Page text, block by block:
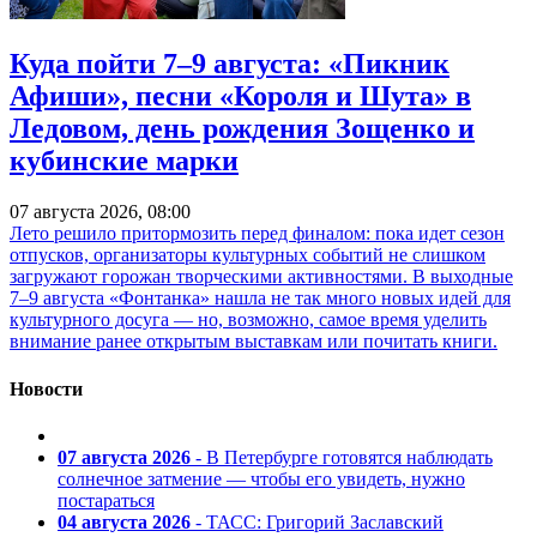
Куда пойти 7–9 августа: «Пикник
Афиши», песни «Короля и Шута» в
Ледовом, день рождения Зощенко и
кубинские марки
07 августа 2026, 08:00
Лето решило притормозить перед финалом: пока идет сезон
отпусков, организаторы культурных событий не слишком
загружают горожан творческими активностями. В выходные
7–9 августа «Фонтанка» нашла не так много новых идей для
культурного досуга — но, возможно, самое время уделить
внимание ранее открытым выставкам или почитать книги.
Новости
07 августа 2026 - В Петербурге готовятся наблюдать
солнечное затмение — чтобы его увидеть, нужно
постараться
04 августа 2026 - ТАСС: Григорий Заславский